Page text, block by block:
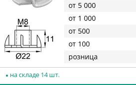
от 5 000
от 1 000
от 500
от 100
розница
на складе 14 шт.